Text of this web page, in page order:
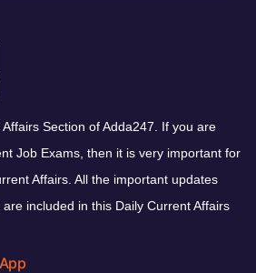
Section of Adda247. If you are
Job Exams, then it is very important for
Affairs. All the important updates
included in this Daily Current Affairs